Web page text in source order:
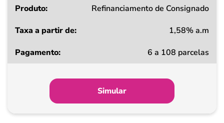
Refinanciamento de Consignado
1,58% a.m
6 a 108 parcelas
Simular